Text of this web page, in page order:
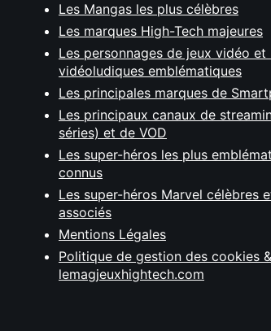
Les Mangas les plus célèbres
Les marques High-Tech majeures
Les personnages de jeux vidéo et
vidéoludiques emblématiques
Les principales marques de
Les principaux canaux de
séries) et de VOD
Les super-héros les plus
connus
Les super-héros Marvel célèbres
associés
Mentions Légales
Politique de gestion des cookies
lemagjeuxhightech.com